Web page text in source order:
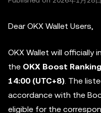
Dear OKX Wallet Users,
OKX Wallet will officially
the OKX Boost Ranking
14:00 (UTC+8). The
accordance with the
eligible for the